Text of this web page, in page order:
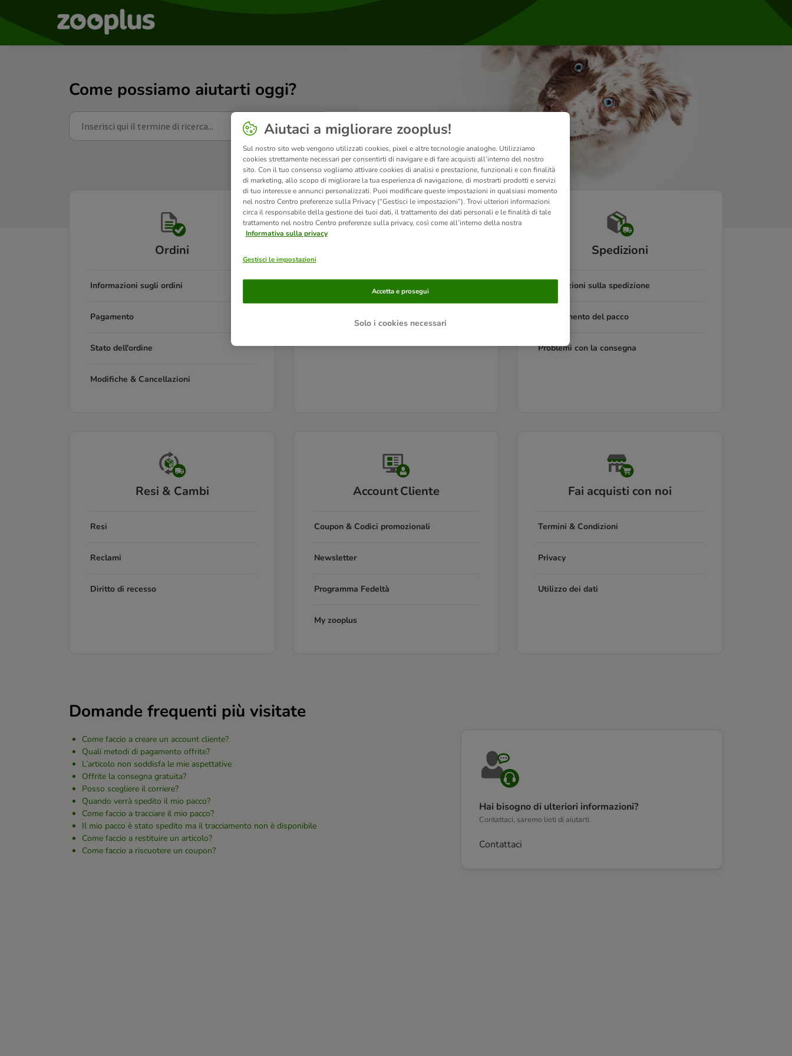
Come possiamo aiutarti oggi?
Ordini
Informazioni sugli ordini
Pagamento
Stato dell'ordine
Modifiche & Cancellazioni
Spedizioni
Informazioni sulla spedizione
Tracciamento del pacco
Problemi con la consegna
Resi & Cambi
Resi
Reclami
Diritto di recesso
Account Cliente
Coupon & Codici promozionali
Newsletter
Programma Fedeltà
My zooplus
Fai acquisti con noi
Termini & Condizioni
Privacy
Utilizzo dei dati
Domande frequenti più visitate
Come faccio a creare un account cliente?
Quali metodi di pagamento offrite?
L’articolo non soddisfa le mie aspettative
Offrite la consegna gratuita?
Posso scegliere il corriere?
Quando verrà spedito il mio pacco?
Come faccio a tracciare il mio pacco?
Il mio pacco è stato spedito ma il tracciamento non è disponibile
Come faccio a restituire un articolo?
Come faccio a riscuotere un coupon?
Hai bisogno di ulteriori informazioni?
Contattaci, saremo lieti di aiutarti.
Contattaci
Aiutaci a migliorare zooplus!
Sul nostro sito web vengono utilizzati cookies, pixel e altre tecnologie analoghe. Utilizziamo
cookies strettamente necessari per consentirti di navigare e di fare acquisti all’interno del nostro
sito. Con il tuo consenso vogliamo attivare cookies di analisi e prestazione, funzionali e con finalità
di marketing, allo scopo di migliorare la tua esperienza di navigazione, di mostrarti prodotti e servizi
di tuo interesse e annunci personalizzati. Puoi modificare queste impostazioni in qualsiasi momento
nel nostro Centro preferenze sulla Privacy (“Gestisci le impostazioni”). Trovi ulteriori informazioni
circa il responsabile della gestione dei tuoi dati, il trattamento dei dati personali e le finalità di tale
trattamento nel nostro Centro preferenze sulla privacy, così come all’interno della nostra
Informativa sulla privacy
Gestisci le impostazioni
Solo i cookies necessari
Accetta e prosegui